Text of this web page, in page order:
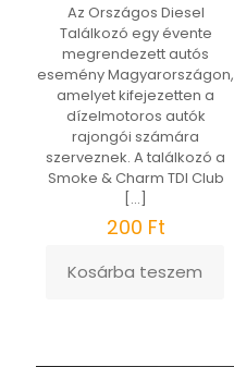
Az Országos Diesel
Találkozó egy évente
megrendezett autós
esemény Magyarországon,
amelyet kifejezetten a
dízelmotoros autók
rajongói számára
szerveznek. A találkozó a
Smoke & Charm TDI Club
[…]
200 Ft
Kosárba teszem